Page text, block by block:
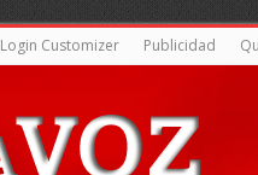
Login Customizer Publicidad